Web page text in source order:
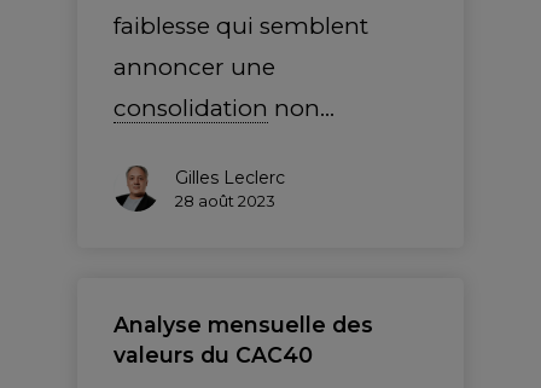
faiblesse qui semblent
annoncer une
consolidation non…
Gilles Leclerc
28 août 2023
Analyse mensuelle des
valeurs du CAC40